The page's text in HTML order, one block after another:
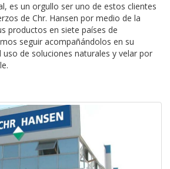
es un orgullo ser uno de estos clientes
de Chr. Hansen por medio de la
productos en siete países de
seguir acompañándolos en su
de soluciones naturales y velar por